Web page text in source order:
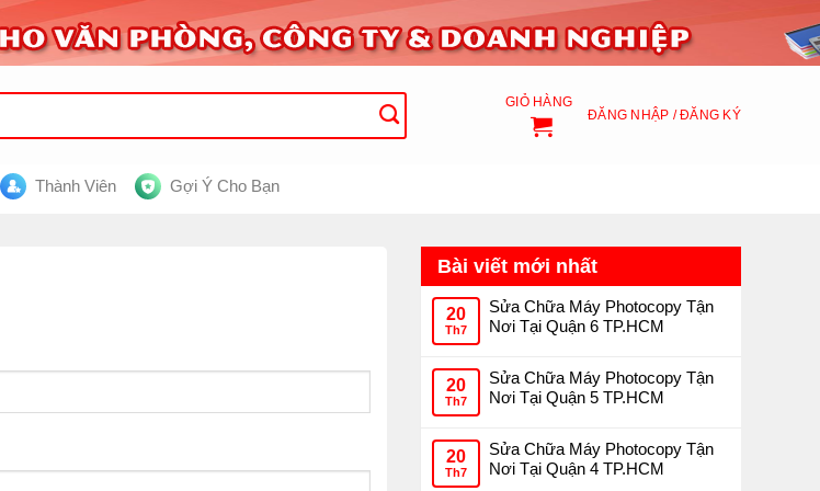
GIỎ HÀNG
ĐĂNG NHẬP / ĐĂNG KÝ
Thành Viên Gợi Ý Cho Bạn
Bài viết mới nhất
20
Th7
Sửa Chữa Máy Photocopy Tận
Nơi Tại Quận 6 TP.HCM
20
Th7
Sửa Chữa Máy Photocopy Tận
Nơi Tại Quận 5 TP.HCM
20
Th7
Sửa Chữa Máy Photocopy Tận
Nơi Tại Quận 4 TP.HCM